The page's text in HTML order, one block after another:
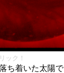
ック！
ち着いた太陽で